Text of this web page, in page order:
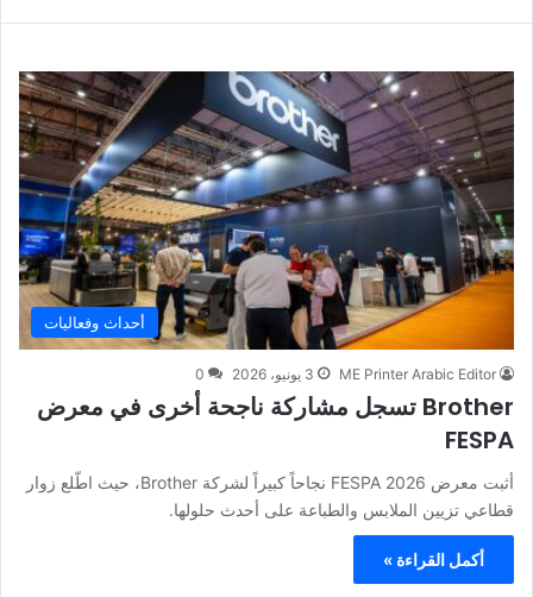
أحداث وفعاليات
ME Printer Arabic Editor 3 يونيو، 2026 0
Brother تسجل مشاركة ناجحة أخرى في معرض
FESPA
أثبت معرض FESPA 2026 نجاحاً كبيراً لشركة Brother، حيث اطّلع زوار
قطاعي تزيين الملابس والطباعة على أحدث حلولها.
أكمل القراءة »